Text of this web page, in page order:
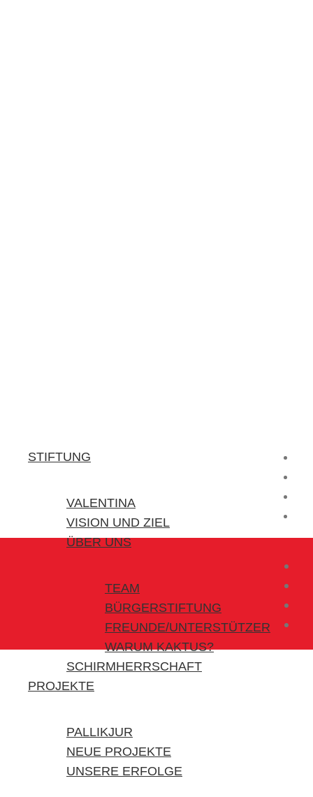
STIFTUNG
VALENTINA
VISION UND ZIEL
ÜBER UNS
TEAM
BÜRGERSTIFTUNG
FREUNDE/UNTERSTÜTZER
WARUM KAKTUS?
SCHIRMHERRSCHAFT
PROJEKTE
PALLIKJUR
NEUE PROJEKTE
UNSERE ERFOLGE